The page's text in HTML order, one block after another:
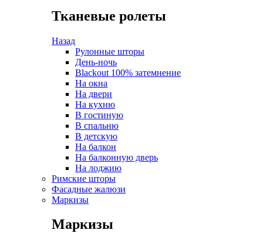
Тканевые ролеты
Назад
Рулонные шторы
День-ночь
Blackout 100% затемнение
На окна
На двери
На кухню
В гостиную
В спальню
В детскую
На балкон
На балконную дверь
На лоджию
Римские шторы
Фасадные жалюзи
Маркизы
Маркизы